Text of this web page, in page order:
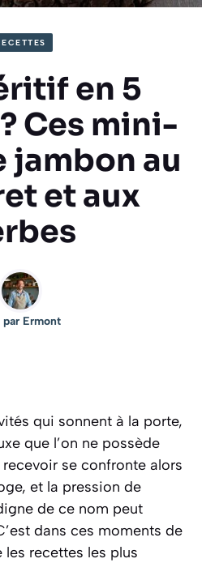
en 5
Ces mini-
jambon au
et aux
par Ermont
qui sonnent à la porte,
que l’on ne possède
recevoir se confronte alors
et la pression de
de ce nom peut
dans ces moments de
recettes les plus